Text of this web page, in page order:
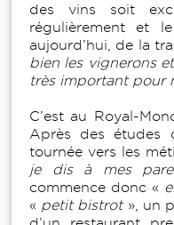
des vins soit
régulièrement et
aujourd’hui, de la
bien les vignerons
très important pour
C’est au Royal-
Après des études
tournée vers les
je dis à mes
commence donc «
« petit bistrot», un